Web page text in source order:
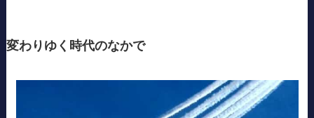
変わりゆく時代のなかで